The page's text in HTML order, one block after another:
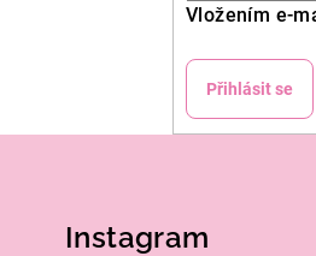
Vložením e-
Přihlásit se
Instagram